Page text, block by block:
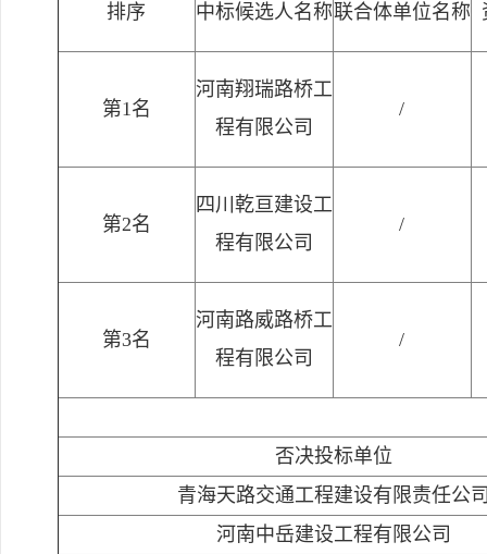
排序 中标候选人名称联合体单位名称
第1名
河南翔瑞路桥工
程有限公司
/
第2名
四川乾亘建设工
程有限公司
/
第3名
河南路威路桥工
程有限公司
/
否决投标单位
青海天路交通工程建设有限责任公
河南中岳建设工程有限公司